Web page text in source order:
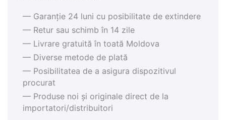
— Garanție 24 luni cu posibilitate de extindere
— Retur sau schimb în 14 zile
— Livrare gratuită în toată Moldova
— Diverse metode de plată
— Posibilitatea de a asigura dispozitivul
procurat
— Produse noi și originale direct de la
importatori/distribuitori